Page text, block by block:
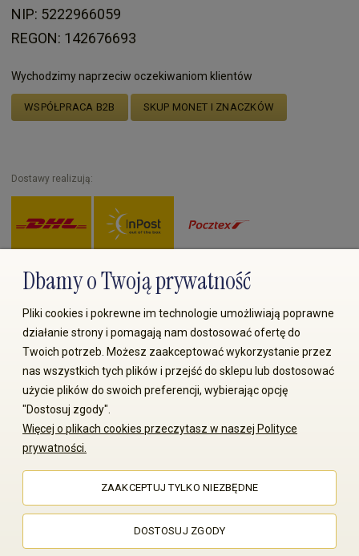
NIP: 5222966059
REGON: 142676693
Wychodzimy naprzeciw oczekiwaniom klientów
WSPÓŁPRACA B2B SKUP MONET I ZNACZKÓW
Dostawy realizują:
Zapłać przez:
© 2008-2026 MS70.pl / Ms70 Sp. z o.o. Wszelkie prawa
zastrzeżone. Kopiowanie treści i zdjęć bez zgody właściciela
zabronione
Sklep internetowy Shoper Premium
Dbamy o Twoją prywatność
Pliki cookies i pokrewne im technologie umożliwiają poprawne
działanie strony i pomagają nam dostosować ofertę do
Twoich potrzeb. Możesz zaakceptować wykorzystanie przez
nas wszystkich tych plików i przejść do sklepu lub dostosować
użycie plików do swoich preferencji, wybierając opcję
"Dostosuj zgody".
Więcej o plikach cookies przeczytasz w naszej Polityce
prywatności.
ZAAKCEPTUJ TYLKO NIEZBĘDNE
DOSTOSUJ ZGODY